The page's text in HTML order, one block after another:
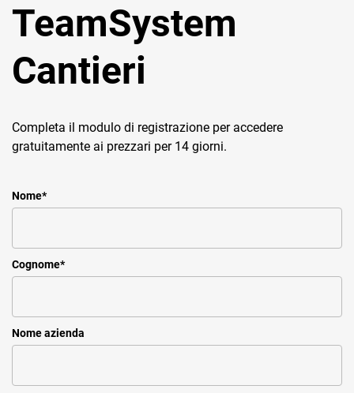
TeamSystem
Cantieri
Completa il modulo di registrazione per accedere
gratuitamente ai prezzari per 14 giorni.
Nome*
Cognome*
Nome azienda